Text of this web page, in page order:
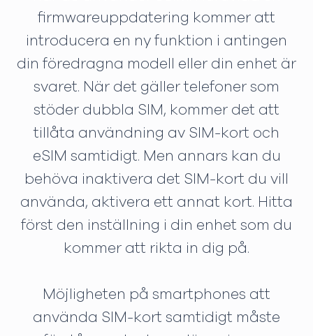
firmwareuppdatering kommer att
introducera en ny funktion i antingen
din föredragna modell eller din enhet är
svaret. När det gäller telefoner som
stöder dubbla SIM, kommer det att
tillåta användning av SIM-kort och
eSIM samtidigt. Men annars kan du
behöva inaktivera det SIM-kort du vill
använda, aktivera ett annat kort. Hitta
först den inställning i din enhet som du
kommer att rikta in dig på.
Möjligheten på smartphones att
använda SIM-kort samtidigt måste